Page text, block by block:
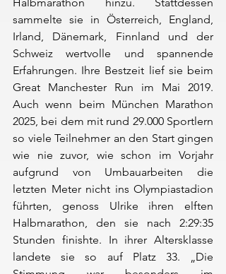
sammelte sie in Österreich, England,
Irland, Dänemark, Finnland und der
Schweiz wertvolle und spannende
Erfahrungen. Ihre Bestzeit lief sie beim
Great Manchester Run im Mai 2019.
Auch wenn beim München Marathon
2025, bei dem mit rund 29.000 Sportlern
so viele Teilnehmer an den Start gingen
wie nie zuvor, wie schon im Vorjahr
aufgrund von Umbauarbeiten die
letzten Meter nicht ins Olympiastadion
führten, genoss Ulrike ihren elften
Halbmarathon, den sie nach 2:29:35
Stunden finishte. In ihrer Altersklasse
landete sie so auf Platz 33. „Die